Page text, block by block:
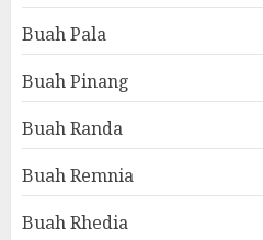
Buah Pala
Buah Pinang
Buah Randa
Buah Remnia
Buah Rhedia